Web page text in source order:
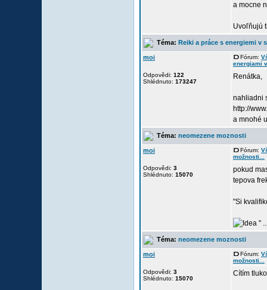
a mocne
Uvoľňujú
Téma: Reiki a práce s energiemi v
moi
Odpovědi: 122
Shlédnuto: 173247
Fórum:
energiami
Renátka,
nahliadni
http://
a mnohé
Téma: neomezene moznosti
moi
Odpovědi: 3
Shlédnuto: 15070
Fórum:
možnosti...
pokud
tepova
"Si
"
Téma: neomezene moznosti
moi
Odpovědi: 3
Shlédnuto: 15070
Fórum:
možnosti...
Cítím